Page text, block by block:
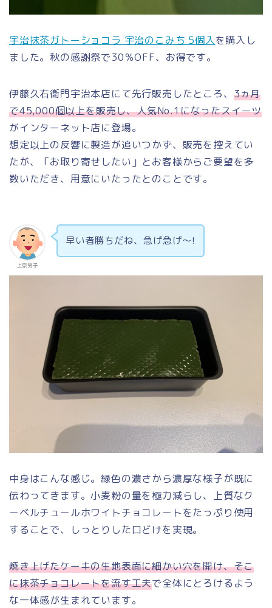
宇治抹茶ガトーショコラ 宇治のこみち 5個入を購入し
ました。秋の感謝祭で30％OFF、お得です。
伊藤久右衛門宇治本店にて先行販売したところ、 3ヵ月
で45,000個以上を販売し、人気No.1になったスイーツ
がインターネット店に登場。
想定以上の反響に製造が追いつかず、販売を控えてい
たが、「お取り寄せしたい」とお客様からご要望を多
数いただき、用意にいたったとのことです。
上京男子
早い者勝ちだね、急げ急げ〜!
中身はこんな感じ。緑色の濃さから濃厚な様子が既に
伝わってきます。小麦粉の量を極力減らし、上質なク
ーベルチュールホワイトチョコレートをたっぷり使用
することで、しっとりした口どけを実現。
焼き上げたケーキの生地表面に細かい穴を開け、そこ
に抹茶チョコレートを流す工夫で全体にとろけるよう
な一体感が生まれています。